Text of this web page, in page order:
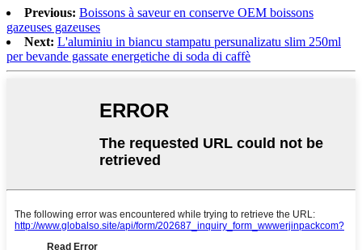
Previous: Boissons à saveur en conserve OEM boissons
gazeuses gazeuses
Next: L'aluminiu in biancu stampatu persunalizatu slim 250ml
per bevande gassate energetiche di soda di caffè